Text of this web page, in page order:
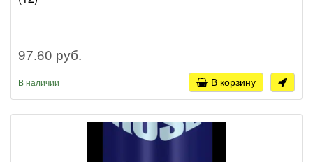
97.60 руб.
В наличии В корзину